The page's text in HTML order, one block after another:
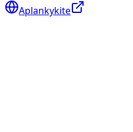
Aplankykite